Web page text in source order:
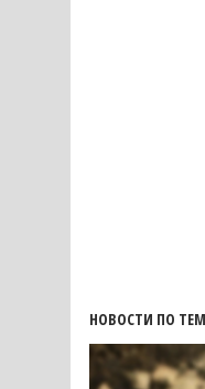
НОВОСТИ ПО